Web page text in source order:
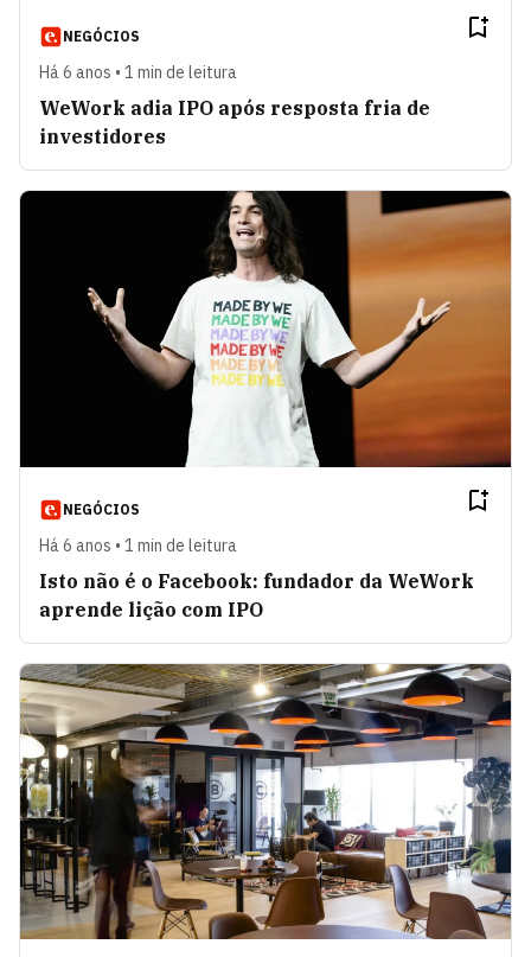
NEGÓCIOS
Há 6 anos • 1 min de leitura
WeWork adia IPO após resposta fria de
investidores
NEGÓCIOS
Há 6 anos • 1 min de leitura
Isto não é o Facebook: fundador da WeWork
aprende lição com IPO